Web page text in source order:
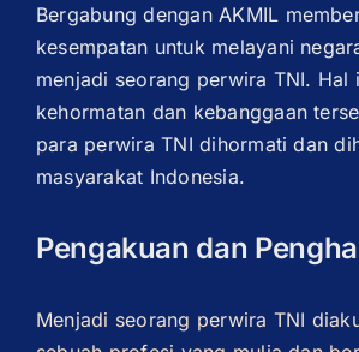
Bergabung dengan AKMIL
kesempatan untuk melayani
menjadi seorang perwira TNI. Hal
kehormatan dan kebanggaan
para perwira TNI dihormati dan
masyarakat Indonesia.
Pengakuan dan
Menjadi seorang perwira TNI